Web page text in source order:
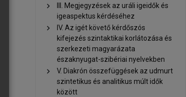
chevron_right
III. Megjegyzések az uráli igeidők és
igeaspektus kérdéséhez
chevron_right
IV. Az igét követő kérdőszós
kifejezés szintaktikai korlátozása és
szerkezeti magyarázata
északnyugat-szibériai nyelvekben
chevron_right
V. Diakrón összefüggések az udmurt
szintetikus és analitikus múlt idők
között